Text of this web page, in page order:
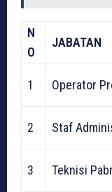
N
O
JABATAN
1 Operator
2 Staf
3 Teknisi